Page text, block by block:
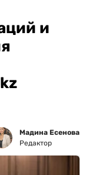
и
Мадина Есенова
Редактор